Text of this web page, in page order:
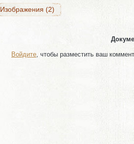
Изображения (2)
Войдите , чтобы разместить ваш